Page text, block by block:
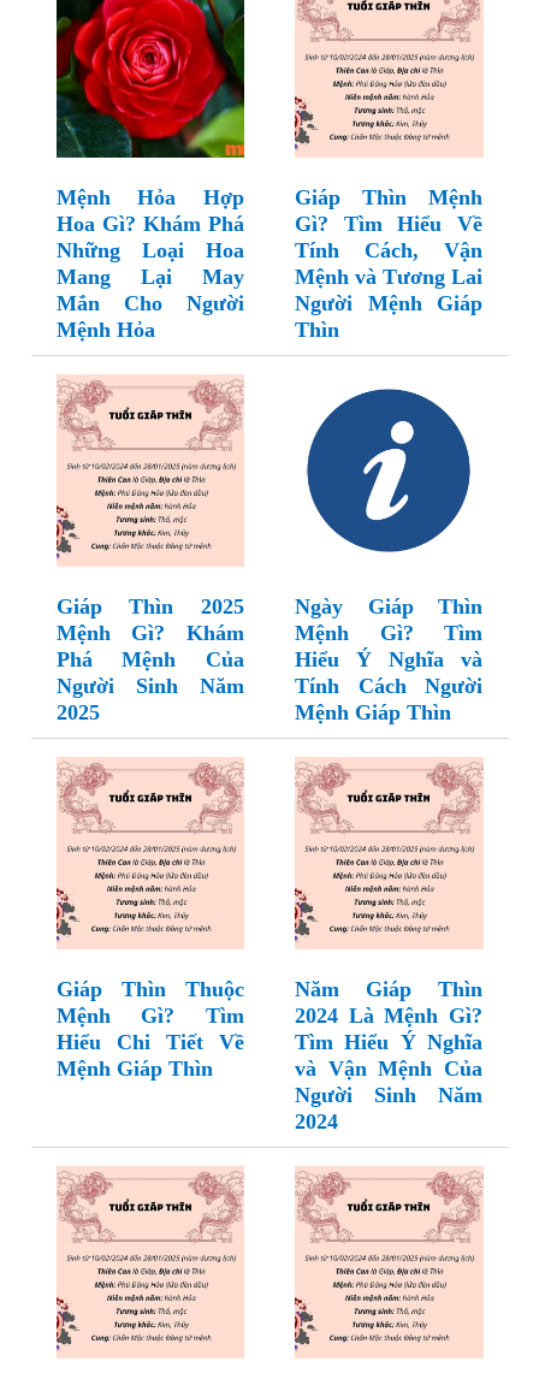
Mệnh Hỏa Hợp
Hoa Gì? Khám Phá
Những Loại Hoa
Mang Lại May
Mắn Cho Người
Mệnh Hỏa
Giáp Thìn Mệnh
Gì? Tìm Hiểu Về
Tính Cách, Vận
Mệnh và Tương Lai
Người Mệnh Giáp
Thìn
Giáp Thìn 2025
Mệnh Gì? Khám
Phá Mệnh Của
Người Sinh Năm
2025
Ngày Giáp Thìn
Mệnh Gì? Tìm
Hiểu Ý Nghĩa và
Tính Cách Người
Mệnh Giáp Thìn
Giáp Thìn Thuộc
Mệnh Gì? Tìm
Hiểu Chi Tiết Về
Mệnh Giáp Thìn
Năm Giáp Thìn
2024 Là Mệnh Gì?
Tìm Hiểu Ý Nghĩa
và Vận Mệnh Của
Người Sinh Năm
2024